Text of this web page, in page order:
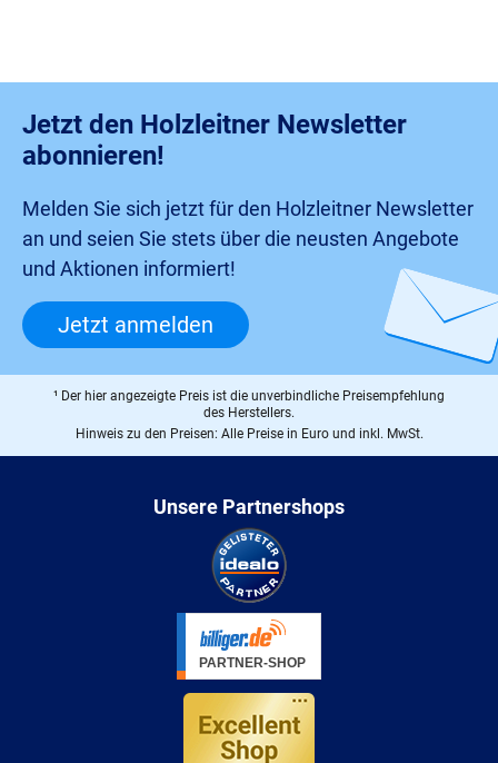
Jetzt den Holzleitner Newsletter
abonnieren!
Melden Sie sich jetzt für den Holzleitner Newsletter
an und seien Sie stets über die neusten Angebote
und Aktionen informiert!
Jetzt anmelden
¹ Der hier angezeigte Preis ist die unverbindliche Preisempfehlung
des Herstellers.
Hinweis zu den Preisen: Alle Preise in Euro und inkl. MwSt.
Unsere Partnershops